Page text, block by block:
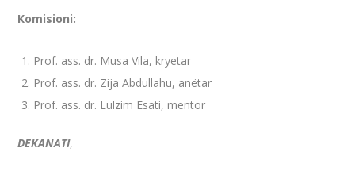
Komisioni:
Prof. ass. dr. Musa Vila, kryetar
Prof. ass. dr. Zija Abdullahu, anëtar
Prof. ass. dr. Lulzim Esati, mentor
DEKANATI,